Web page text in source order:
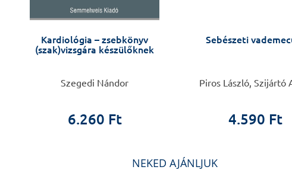
Kardiológia – zsebkönyv
(szak)vizsgára készülőknek
Szegedi Nándor
6.260 Ft
Sebészeti
Piros László, Szijártó
4.590 Ft
NEKED AJÁNLJUK